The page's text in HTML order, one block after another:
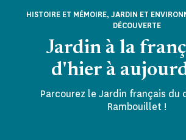
Jardin à la
d'hier à
HISTOIRE ET MÉMOIRE, JARDIN ET
DÉCOUVERTE
Parcourez le Jardin français du
Rambouillet !